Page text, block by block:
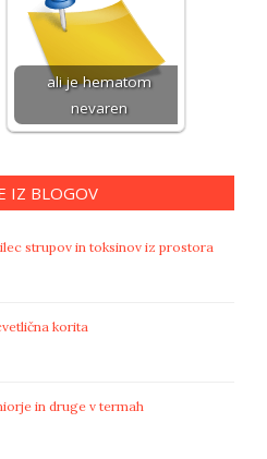
ali je hematom
nevaren
IZ BLOGOV
strupov in toksinov iz prostora
korita
in druge v termah